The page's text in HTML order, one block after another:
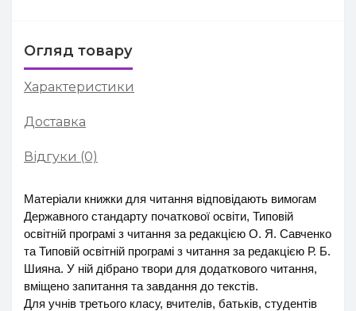
Огляд товару
Характеристики
Доставка
Відгуки (0)
Матеріали книжки для читання відповідають вимогам
Державного стандарту початкової освіти, Типовій
освітній програмі з читання за редакцією О. Я. Савченко
та Типовій освітній програмі з читання за редакцією Р. Б.
Шияна. У ній дібрано твори для додаткового читання,
вміщено запитання та завдання до текстів.
Для учнів третього класу, вчителів, батьків, студентів